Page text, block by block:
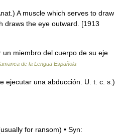
A muscle which serves to draw
draws the eye outward. [1913
miembro del cuerpo de su eje
de la Lengua Española
ejecutar una abducción. U. t. c. s.)
for ransom) • Syn: